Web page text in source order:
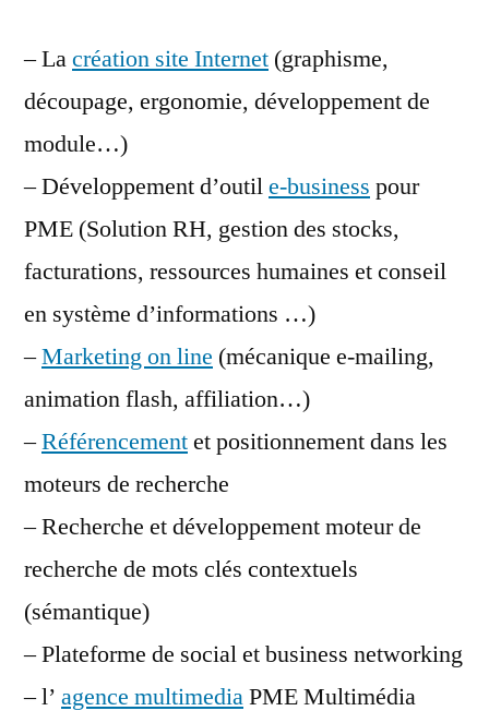
– Lacréation site Internet (graphisme,
découpage, ergonomie, développement de
module…)
– Développement d’outile-business pour
PME (Solution RH, gestion des stocks,
facturations, ressources humaines et conseil
en système d’informations …)
–Marketing on line (mécanique e-mailing,
animation flash, affiliation…)
–Référencementet positionnement dans les
moteurs de recherche
– Recherche et développement moteur de
recherche de mots clés contextuels
(sémantique)
– Plateforme de social et business networking
– l’ agence multimediaPME Multimédia